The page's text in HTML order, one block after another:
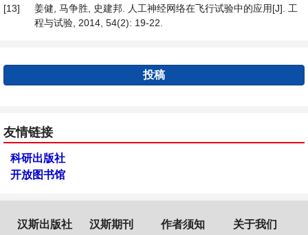
[13]
姜健, 马争胜, 史建邦. 人工神经网络在飞行试验中的应用[J]. 工
程与试验, 2014, 54(2): 19-22.
投稿
友情链接
科研出版社
开放图书馆
汉斯出版社 汉斯期刊 作者须知 关于我们